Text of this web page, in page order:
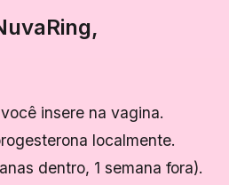
insere na vagina.
localmente.
dentro, 1 semana fora).